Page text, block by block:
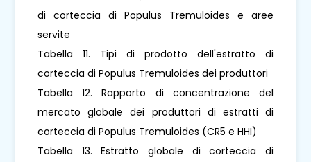
di corteccia di Populus Tremuloides e aree
servite
Tabella 11. Tipi di prodotto dell'estratto di
corteccia di Populus Tremuloides dei produttori
Tabella 12. Rapporto di concentrazione del
mercato globale dei produttori di estratti di
corteccia di Populus Tremuloides (CR5 e HHI)
Tabella 13. Estratto globale di corteccia di